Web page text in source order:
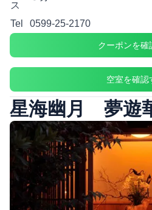
ス
Tel 0599-25-2170
クーポンを確
空室を確認
星海幽月 夢遊